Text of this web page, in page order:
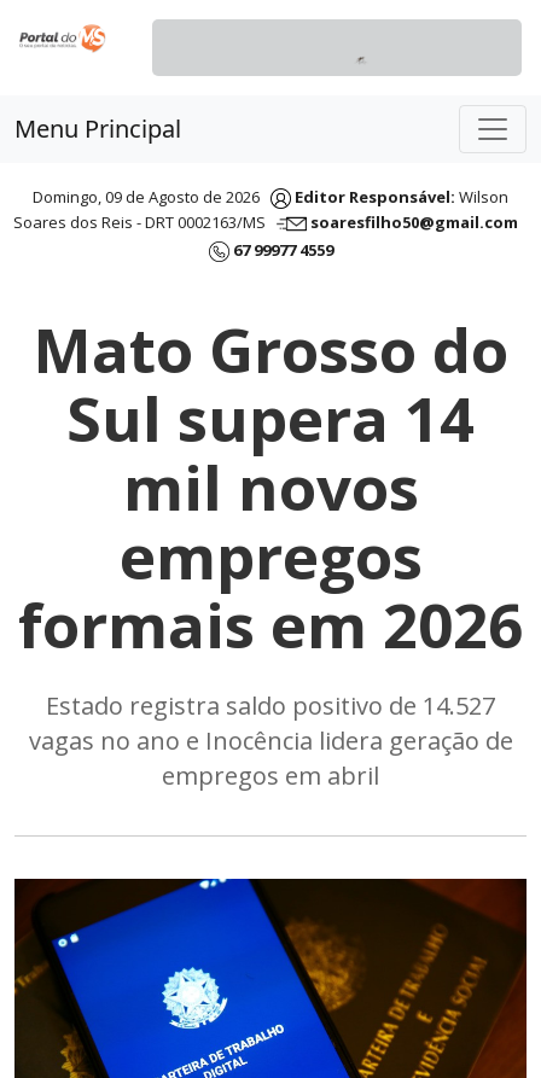
Menu Principal
Domingo, 09 de Agosto de 2026 Editor Responsável: Wilson
Soares dos Reis - DRT 0002163/MS
soaresfilho50@gmail.com
67 99977 4559
Mato Grosso do
Sul supera 14
mil novos
empregos
formais em 2026
Estado registra saldo positivo de 14.527
vagas no ano e Inocência lidera geração de
empregos em abril